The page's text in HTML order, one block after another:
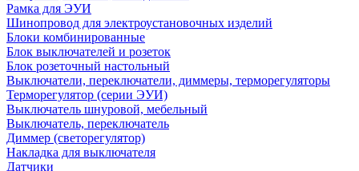
Рамка для ЭУИ
Шинопровод для электроустановочных изделий
Блоки комбинированные
Блок выключателей и розеток
Блок розеточный настольный
Выключатели, переключатели, диммеры, терморегуляторы
Терморегулятор (серии ЭУИ)
Выключатель шнуровой, мебельный
Выключатель, переключатель
Диммер (светорегулятор)
Накладка для выключателя
Датчики